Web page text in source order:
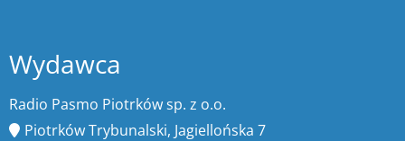
Wydawca
Radio Pasmo Piotrków sp. z o.o.
Piotrków Trybunalski, Jagiellońska 7